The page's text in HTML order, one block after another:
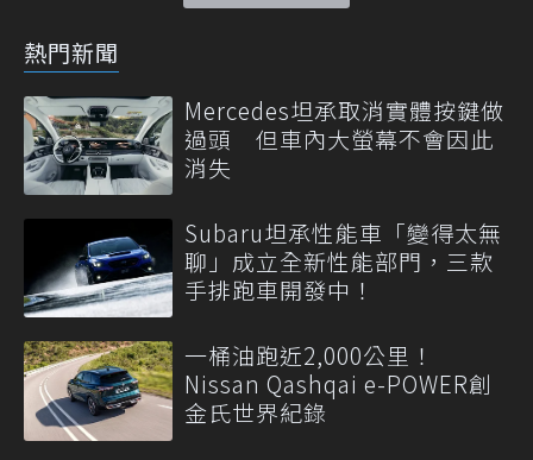
熱門新聞
Mercedes坦承取消實體按鍵做
過頭 但車內大螢幕不會因此
消失
Subaru坦承性能車「變得太無
聊」成立全新性能部門，三款
手排跑車開發中！
一桶油跑近2,000公里！
Nissan Qashqai e-POWER創
金氏世界紀錄